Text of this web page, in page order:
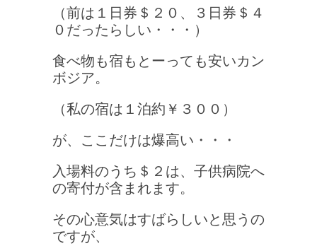
（前は１日券＄２０、３日券＄４
０だったらしい・・・）
食べ物も宿もとーっても安いカン
ボジア。
（私の宿は１泊約￥３００）
が、ここだけは爆高い・・・
入場料のうち＄２は、子供病院へ
の寄付が含まれます。
その心意気はすばらしいと思うの
ですが、